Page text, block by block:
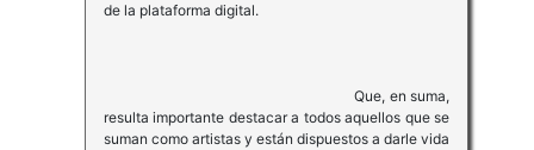
de la plataforma digital.
Que, en suma,
resulta importante destacar a todos aquellos que se
suman como artistas y están dispuestos a darle vida